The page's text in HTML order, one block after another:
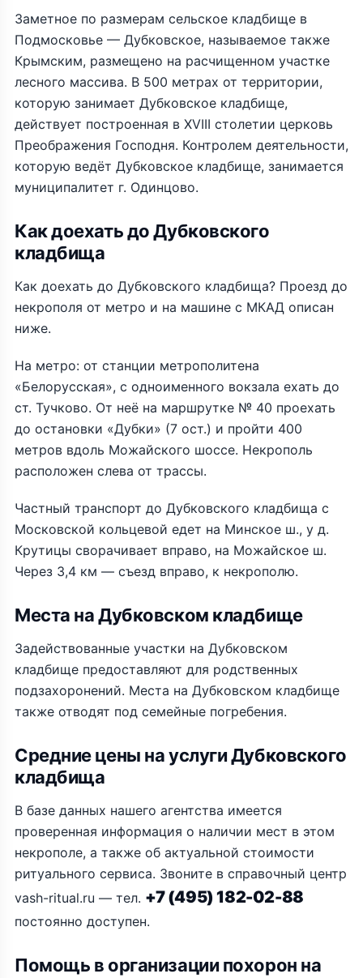
Заметное по размерам сельское кладбище в
Подмосковье — Дубковское, называемое также
Крымским, размещено на расчищенном участке
лесного массива. В 500 метрах от территории,
которую занимает Дубковское кладбище,
действует построенная в XVIII столетии церковь
Преображения Господня. Контролем деятельности,
которую ведёт Дубковское кладбище, занимается
муниципалитет г. Одинцово.
Как доехать до Дубковского
кладбища
Как доехать до Дубковского кладбища? Проезд до
некрополя от метро и на машине с МКАД описан
ниже.
На метро: от станции метрополитена
«Белорусская», с одноименного вокзала ехать до
ст. Тучково. От неё на маршрутке № 40 проехать
до остановки «Дубки» (7 ост.) и пройти 400
метров вдоль Можайского шоссе. Некрополь
расположен слева от трассы.
Частный транспорт до Дубковского кладбища с
Московской кольцевой едет на Минское ш., у д.
Крутицы сворачивает вправо, на Можайское ш.
Через 3,4 км — съезд вправо, к некрополю.
Места на Дубковском кладбище
Задействованные участки на Дубковском
кладбище предоставляют для родственных
подзахоронений. Места на Дубковском кладбище
также отводят под семейные погребения.
Средние цены на услуги Дубковского
кладбища
В базе данных нашего агентства имеется
проверенная информация о наличии мест в этом
некрополе, а также об актуальной стоимости
ритуального сервиса. Звоните в справочный центр
vash-ritual.ru — тел. +7 (495) 182-02-88
постоянно доступен.
Помощь в организации похорон на